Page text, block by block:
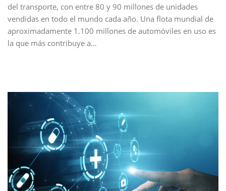
del transporte, con entre 80 y 90 millones de unidades
vendidas en todo el mundo cada año. Una flota mundial de
aproximadamente 1.100 millones de automóviles en uso es
la que más contribuye a…